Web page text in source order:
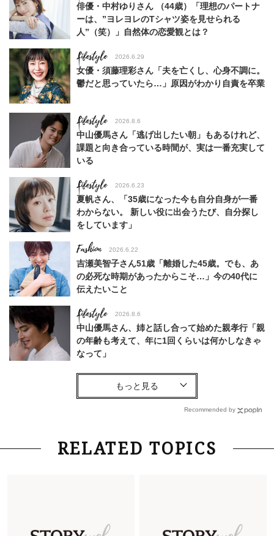
俳優・中村ゆりさん （44歳）「理想のパートナ
ーは、”ヨレヨレのTシャツ姿を見せられる
人”（笑）」自然体の恋愛観とは？
Lifestyle 2026.6.29
女優・須藤理彩さん「夫を亡くし、心身不調に。
鬱だと思っていたら…」原因がわかり自責を卒業
Lifestyle 2026.8.6
中山優馬さん「逃げ出したい朝」もあるけれど、
課題と向き合っている時間が、実は一番充実して
いる
Lifestyle 2026.6.23
夏帆さん、「35歳になった今も自分自身が一番
わからない。 新しい役に出会うたび、自分探し
をしています」
Fashion 2026.6.22
吉瀬美智子さん51歳「離婚した45歳。でも、あ
の必死な時期があったからこそ…」今の40代に
伝えたいこと
Lifestyle 2026.8.6
中山優馬さん、姉と話し合って始めた親孝行「親
の年齢も考えて、年に1回くらいは何かしなきゃ
なって」
Lifestyle
「お若いですね」は褒め言葉？“若い＝美しい”と
Lifestyle 2026.8.6
26年夏の【開運アクション】は”ひと拭き”習
を育み中「理想の暮らしよりも今の心地よさを選
Recommended by
RELATED TOPICS